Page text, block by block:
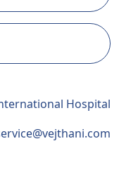
Hospital